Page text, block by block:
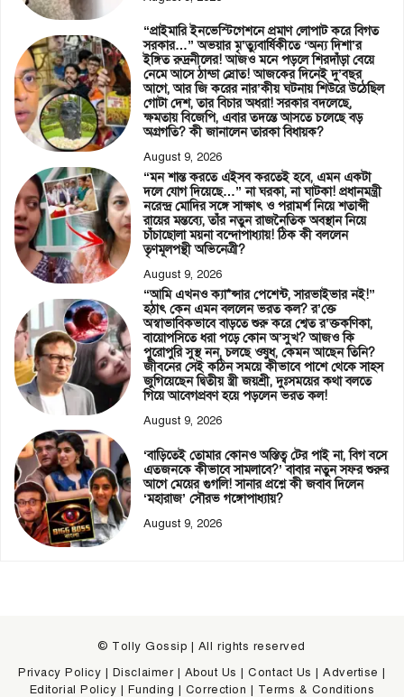
“প্রাইমারি ইনভেস্টিগেশনে প্রমাণ লোপাট করে বিগত
সরকার…” অভয়ার মৃ’ত্যুবার্ষিকীতে ‘অন্য দিশা’র
ইঙ্গিত রুদ্রনীলের! আজও মনে পড়লে শিরদাঁড়া বেয়ে
নেমে আসে ঠান্ডা স্রোত! আজকের দিনেই দু’বছর
আগে, আর জি করের নার’কীয় ঘটনায় শিউরে উঠেছিল
গোটা দেশ, তার বিচার অধরা! সরকার বদলেছে,
ক্ষমতায় বিজেপি, এবার তদন্তে আসতে চলেছে বড়
অগ্রগতি? কী জানালেন তারকা বিধায়ক?
August 9, 2026
“মন শান্ত করতে এইসব করতেই হবে, এমন একটা
দলে যোগ দিয়েছে…” না ঘরকা, না ঘাটকা! প্রধানমন্ত্রী
নরেন্দ্র মোদির সঙ্গে সাক্ষাৎ ও পরামর্শ নিয়ে শতাব্দী
রায়ের মন্তব্যে, তাঁর নতুন রাজনৈতিক অবস্থান নিয়ে
চাঁচাছোলা ময়না বন্দোপাধ্যায়! ঠিক কী বললেন
তৃণমূলপন্থী অভিনেত্রী?
August 9, 2026
“আমি এখনও ক্যা*ন্সার পেশেন্ট, সারভাইভার নই!”
হঠাৎ কেন এমন বললেন ভরত কল? র’ক্তে
অস্বাভাবিকভাবে বাড়তে শুরু করে শ্বেত র’ক্তকণিকা,
বায়োপসিতে ধরা পড়ে কোন অ’সুখ? আজও কি
পুরোপুরি সুস্থ নন, চলছে ওষুধ, কেমন আছেন তিনি?
জীবনের সেই কঠিন সময়ে কীভাবে পাশে থেকে সাহস
জুগিয়েছেন দ্বিতীয় স্ত্রী জয়শ্রী, দুঃসময়ের কথা বলতে
গিয়ে আবেগপ্রবণ হয়ে পড়লেন ভরত কল!
August 9, 2026
‘বাড়িতেই তোমার কোনও অস্তিত্ব টের পাই না, বিগ বসে
এতজনকে কীভাবে সামলাবে?’ বাবার নতুন সফর শুরুর
আগে মেয়ের গুগলি! সানার প্রশ্নে কী জবাব দিলেন
‘মহারাজ’ সৌরভ গঙ্গোপাধ্যায়?
August 9, 2026
© Tolly Gossip | All rights reserved
Privacy Policy | Disclaimer| About Us |Contact Us |Advertise |
Editorial Policy | Funding | Correction | Terms & Conditions